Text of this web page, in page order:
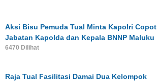
Aksi Bisu Pemuda Tual Minta Kapolri Copot
Jabatan Kapolda dan Kepala BNNP Maluku
6470 Dilihat
Raja Tual Fasilitasi Damai Dua Kelompok